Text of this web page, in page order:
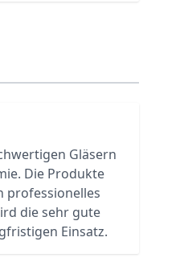
Gläsern
Die Produkte
professionelles
die sehr gute
Einsatz.